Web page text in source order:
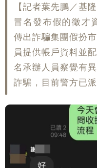
【記者葉先鵬／基
冒名發布假的徵才
傳出詐騙集團假扮
員提供帳戶資料並
名承辦人員察覺有
詐騙，目前警方已派